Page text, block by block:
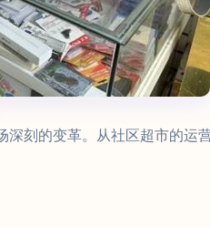
刻的变革。从社区超市的运